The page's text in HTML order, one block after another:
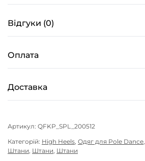
Відгуки (0)
Оплата
Доставка
Артикул: QFKP_SPL_200512
Категорій: High Heels, Одяг для Pole Dance,
Штани, Штани, Штани